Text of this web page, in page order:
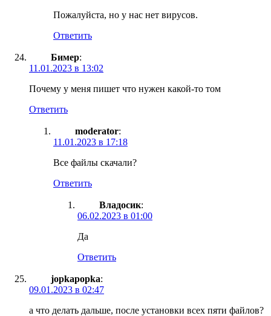
Пожалуйста, но у нас нет вирусов.
Ответить
Бимер:
11.01.2023 в 13:02
Почему у меня пишет что нужен какой-то том
Ответить
moderator:
11.01.2023 в 17:18
Все файлы скачали?
Ответить
Владосик:
06.02.2023 в 01:00
Да
Ответить
jopkapopka:
09.01.2023 в 02:47
а что делать дальше, после установки всех пяти файлов?